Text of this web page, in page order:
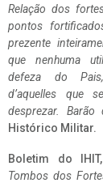
Relação dos
pontos
prezente
que nenhuma
defeza do
d’aquelles que
desprezar. Barão
Histórico Militar.
Boletim do
Tombos dos